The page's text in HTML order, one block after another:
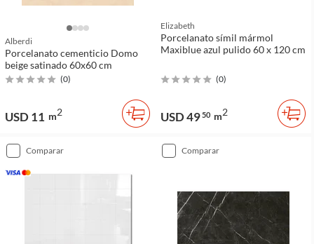
Alberdi
Porcelanato cementicio Domo
beige satinado 60x60 cm
(0)
USD 11 m2
Elizabeth
Porcelanato símil mármol
Maxiblue azul pulido 60 x 120 cm
(0)
USD 4950 m2
comparar comparar